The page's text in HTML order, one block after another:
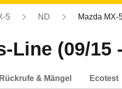
5 ND Mazda
Line (09/15
Rückrufe & Mängel Ecotest